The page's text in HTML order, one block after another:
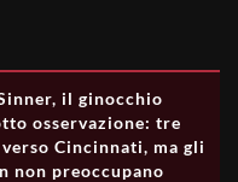
il ginocchio
osservazione: tre
Cincinnati, ma gli
non preoccupano